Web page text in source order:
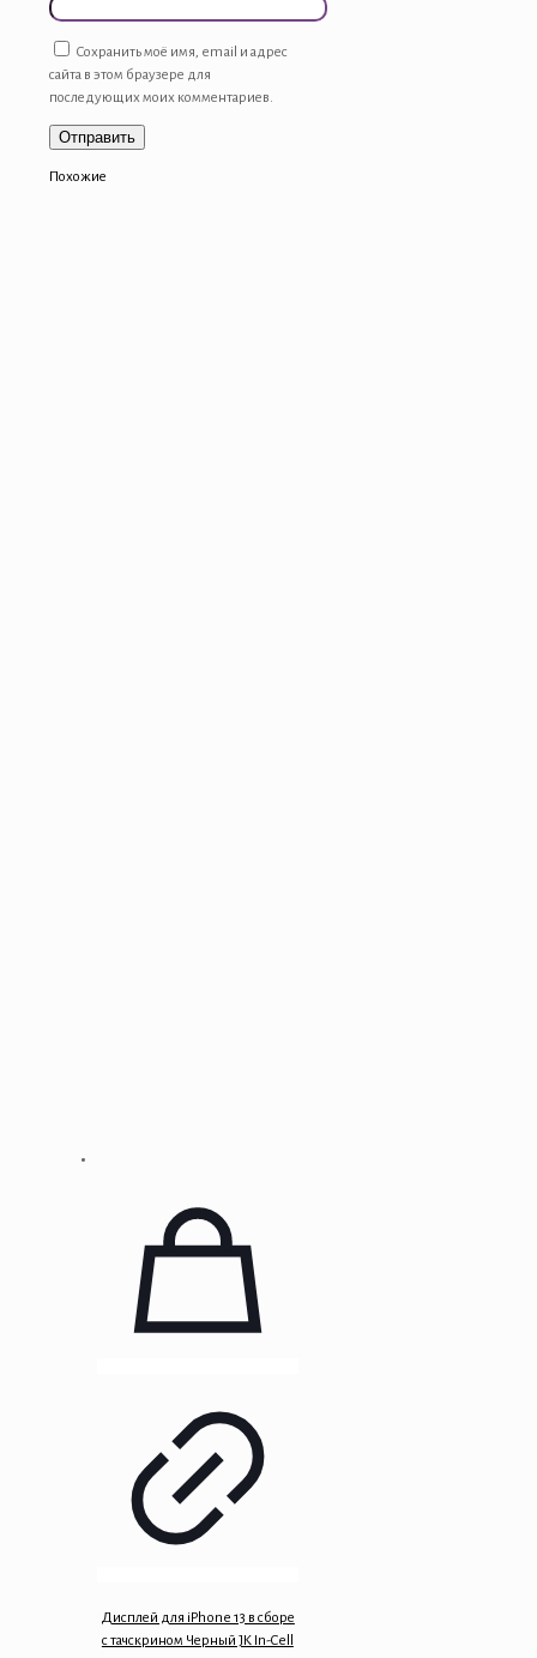
Сохранить моё имя, email и адрес
сайта в этом браузере для
последующих моих комментариев.
Похожие
Дисплей для iPhone 13 в сборе
с тачскрином Черный JK In-Cell